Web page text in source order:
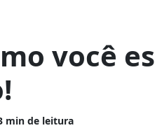
você
min de leitura